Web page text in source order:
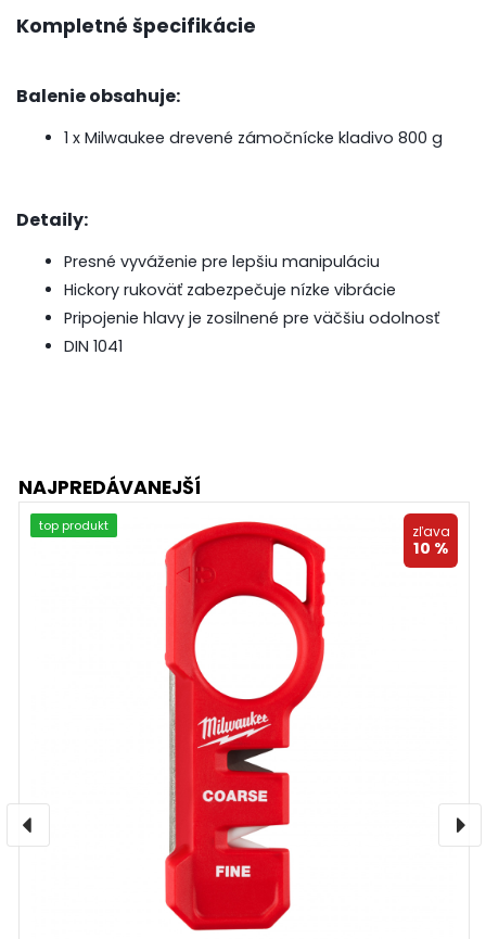
Kompletné špecifikácie
Balenie obsahuje:
1 x Milwaukee drevené zámočnícke kladivo 800 g
Detaily:
Presné vyváženie pre lepšiu manipuláciu
Hickory rukoväť zabezpečuje nízke vibrácie
Pripojenie hlavy je zosilnené pre väčšiu odolnosť
DIN 1041
NAJPREDÁVANEJŠÍ
top produkt zľava
10 %